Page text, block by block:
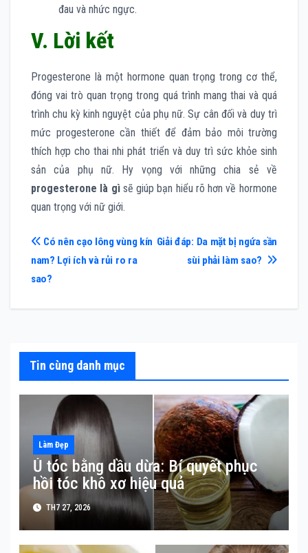
đau và nhức ngực.
V. Lời kết
Progesterone là một hormone quan trọng trong cơ thể,
đóng vai trò quan trọng trong quá trình mang thai và quá
trình chu kỳ kinh nguyệt của phụ nữ. Sự cân đối và duy trì
mức progesterone cần thiết để đảm bảo môi trường
thích hợp cho thai nhi phát triển và duy trì sức khỏe sinh
sản của phụ nữ. Hy vọng với những chia sẻ về
progesterone là gìsẽ giúp bạn hiểu rõ hơn về hormone
quan trọng với nữ giới.
Điều
hướng
bài
Giải đáp: Da mặt bị ngứa sần
sùi phải làm sao?
Có nên cạo lông vùng kín
nam? Lợi ích và rủi ro ra
sao?
Tin cùng danh mục
Làm Đẹp
Ủ tóc bằng dầu dừa: Bí quyết phục
hồi tóc khô xơ hiệu quả
TH7 27, 2026